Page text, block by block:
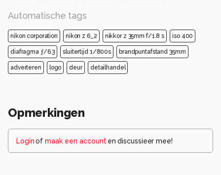
Automatische tags
nikon corporation nikon z 6_2 nikkor z 35mm f/1.8 s iso 400
diafragma ƒ/6.3 sluitertijd 1/800s brandpuntafstand 35mm
adverteren logo deur detailhandel
Opmerkingen
Loginof maak een account en discussieer mee!